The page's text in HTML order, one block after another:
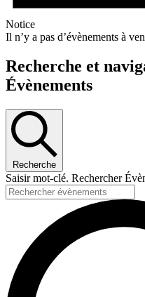
Notice
Il n’y a pas d’évènements à
Recherche et
Évènements
Recherche
Saisir mot-clé. Rechercher